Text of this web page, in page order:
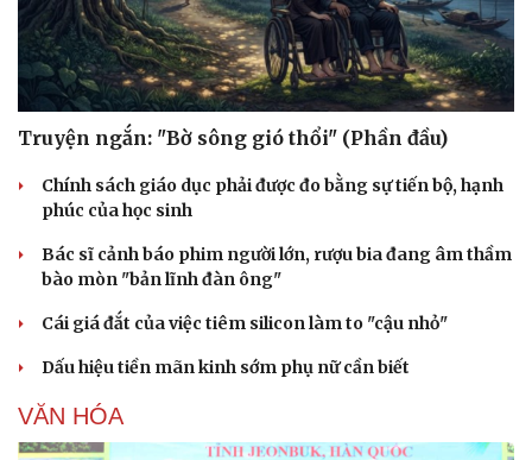
Văn hóa
Sân khấu - Điện ảnh
Văn học
Di sản
Nghệ sĩ
Truyện ngắn: "Bờ sông gió thổi" (Phần đầu)
Chính sách giáo dục phải được đo bằng sự tiến bộ, hạnh
phúc của học sinh
Bác sĩ cảnh báo phim người lớn, rượu bia đang âm thầm
bào mòn "bản lĩnh đàn ông"
Cái giá đắt của việc tiêm silicon làm to "cậu nhỏ"
Dấu hiệu tiền mãn kinh sớm phụ nữ cần biết
VĂN HÓA